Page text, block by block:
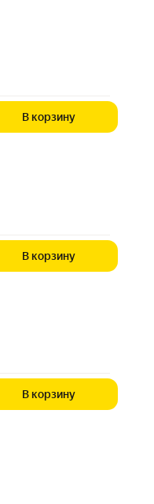
В корзину
В корзину
В корзину